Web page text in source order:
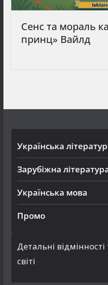
Сенс та мораль
принц» Вайлд
Українська
Зарубіжна
Українська мова
Промо
Детальні
світі